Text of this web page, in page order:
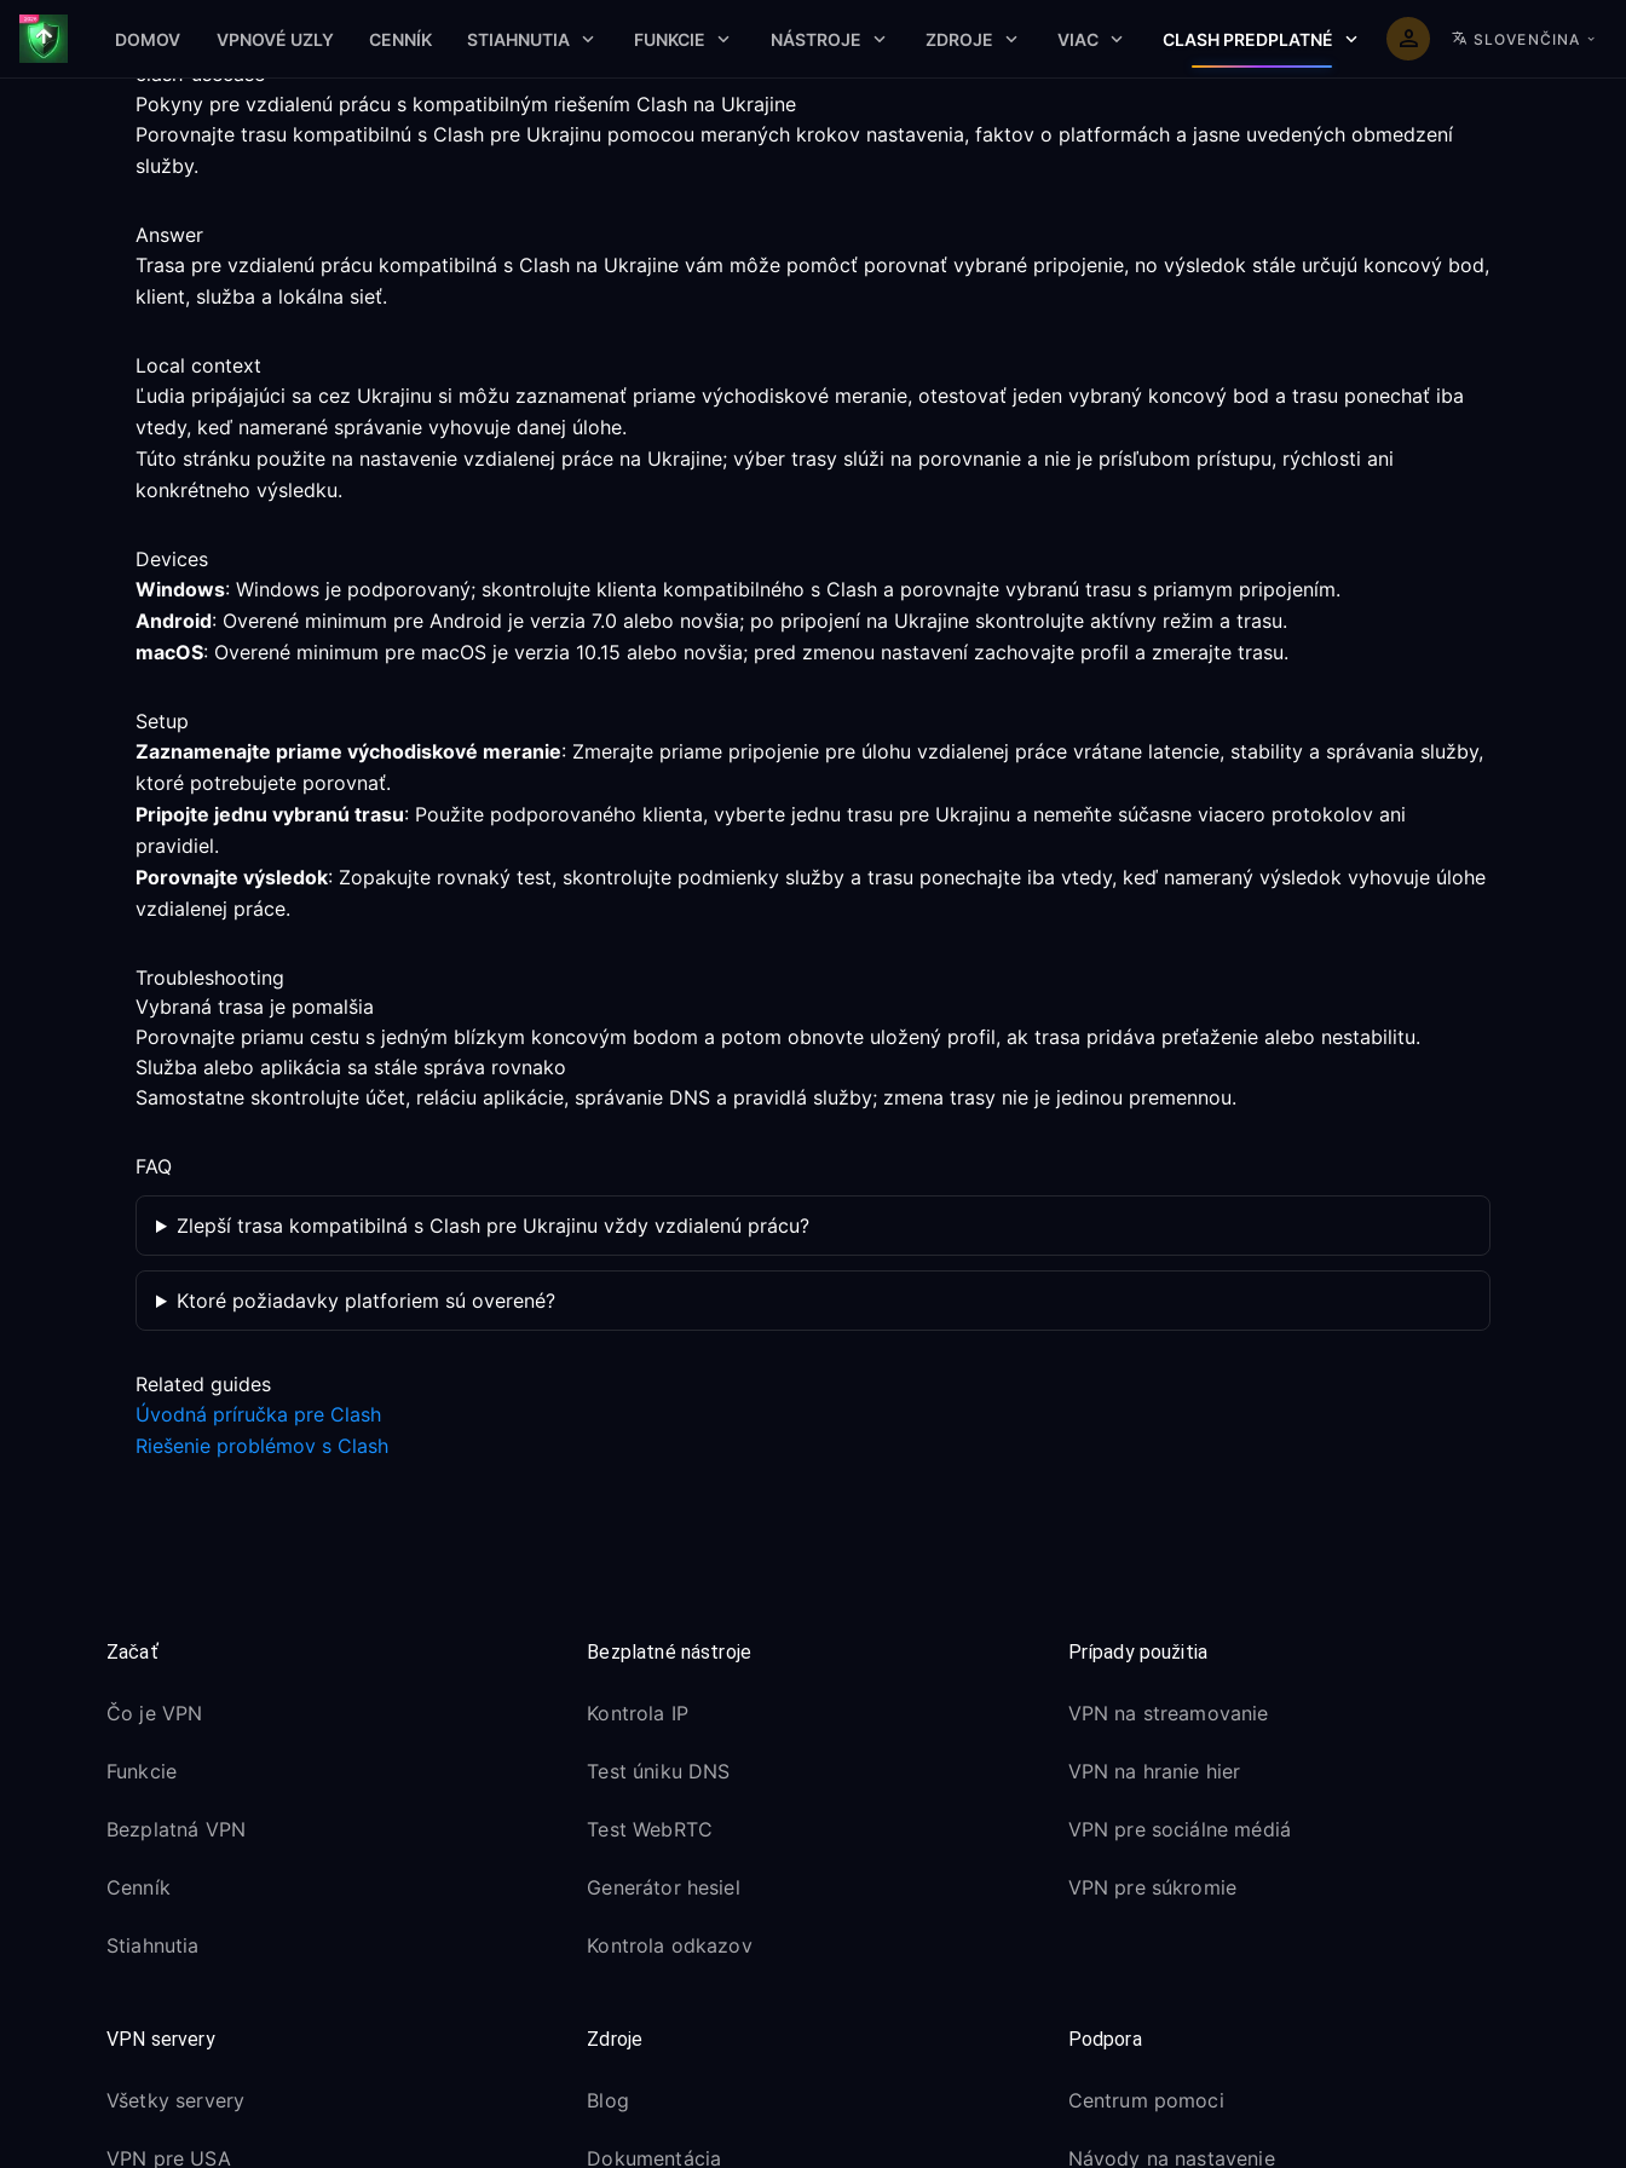
DOMOV VPNOVÉ UZLY CENNÍK STIAHNUTIA FUNKCIE NÁSTROJE ZDROJE VIAC CLASH PREDPLATNÉ SLOVENČINA
clash-usecase
Pokyny pre vzdialenú prácu s kompatibilným riešením Clash na Ukrajine
Porovnajte trasu kompatibilnú s Clash pre Ukrajinu pomocou meraných krokov nastavenia, faktov o platformách a jasne uvedených obmedzení
služby.
Answer
Trasa pre vzdialenú prácu kompatibilná s Clash na Ukrajine vám môže pomôcť porovnať vybrané pripojenie, no výsledok stále určujú koncový bod,
klient, služba a lokálna sieť.
Local context
Ľudia pripájajúci sa cez Ukrajinu si môžu zaznamenať priame východiskové meranie, otestovať jeden vybraný koncový bod a trasu ponechať iba
vtedy, keď namerané správanie vyhovuje danej úlohe.
Túto stránku použite na nastavenie vzdialenej práce na Ukrajine; výber trasy slúži na porovnanie a nie je prísľubom prístupu, rýchlosti ani
konkrétneho výsledku.
Devices
Windows: Windows je podporovaný; skontrolujte klienta kompatibilného s Clash a porovnajte vybranú trasu s priamym pripojením.
Android: Overené minimum pre Android je verzia 7.0 alebo novšia; po pripojení na Ukrajine skontrolujte aktívny režim a trasu.
macOS: Overené minimum pre macOS je verzia 10.15 alebo novšia; pred zmenou nastavení zachovajte profil a zmerajte trasu.
Setup
Zaznamenajte priame východiskové meranie: Zmerajte priame pripojenie pre úlohu vzdialenej práce vrátane latencie, stability a správania služby,
ktoré potrebujete porovnať.
Pripojte jednu vybranú trasu: Použite podporovaného klienta, vyberte jednu trasu pre Ukrajinu a nemeňte súčasne viacero protokolov ani
pravidiel.
Porovnajte výsledok: Zopakujte rovnaký test, skontrolujte podmienky služby a trasu ponechajte iba vtedy, keď nameraný výsledok vyhovuje úlohe
vzdialenej práce.
Troubleshooting
Vybraná trasa je pomalšia
Porovnajte priamu cestu s jedným blízkym koncovým bodom a potom obnovte uložený profil, ak trasa pridáva preťaženie alebo nestabilitu.
Služba alebo aplikácia sa stále správa rovnako
Samostatne skontrolujte účet, reláciu aplikácie, správanie DNS a pravidlá služby; zmena trasy nie je jedinou premennou.
FAQ
Zlepší trasa kompatibilná s Clash pre Ukrajinu vždy vzdialenú prácu?
Ktoré požiadavky platforiem sú overené?
Related guides
Úvodná príručka pre Clash
Riešenie problémov s Clash
Začať
Čo je VPN
Funkcie
Bezplatná VPN
Cenník
Stiahnutia
Bezplatné nástroje
Kontrola IP
Test úniku DNS
Test WebRTC
Generátor hesiel
Kontrola odkazov
Prípady použitia
VPN na streamovanie
VPN na hranie hier
VPN pre sociálne médiá
VPN pre súkromie
VPN servery
Všetky servery
VPN pre USA
Zdroje
Blog
Dokumentácia
Podpora
Centrum pomoci
Návody na nastavenie